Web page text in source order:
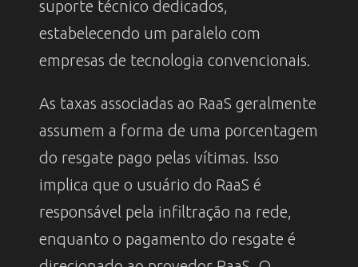
suporte técnico dedicados,
estabelecendo um paralelo com
empresas de tecnologia convencionais.
As taxas associadas ao RaaS geralmente
assumem a forma de uma porcentagem
do resgate pago pelas vítimas. Isso
implica que o usuário do RaaS é
responsável pela infiltração na rede,
enquanto o pagamento do resgate é